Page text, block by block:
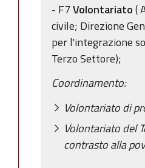
- F7Volontariato(
civile; Direzione
per l'integrazione
Terzo Settore);
Coordinamento:
Volontariato di
Volontariato del
contrasto alla